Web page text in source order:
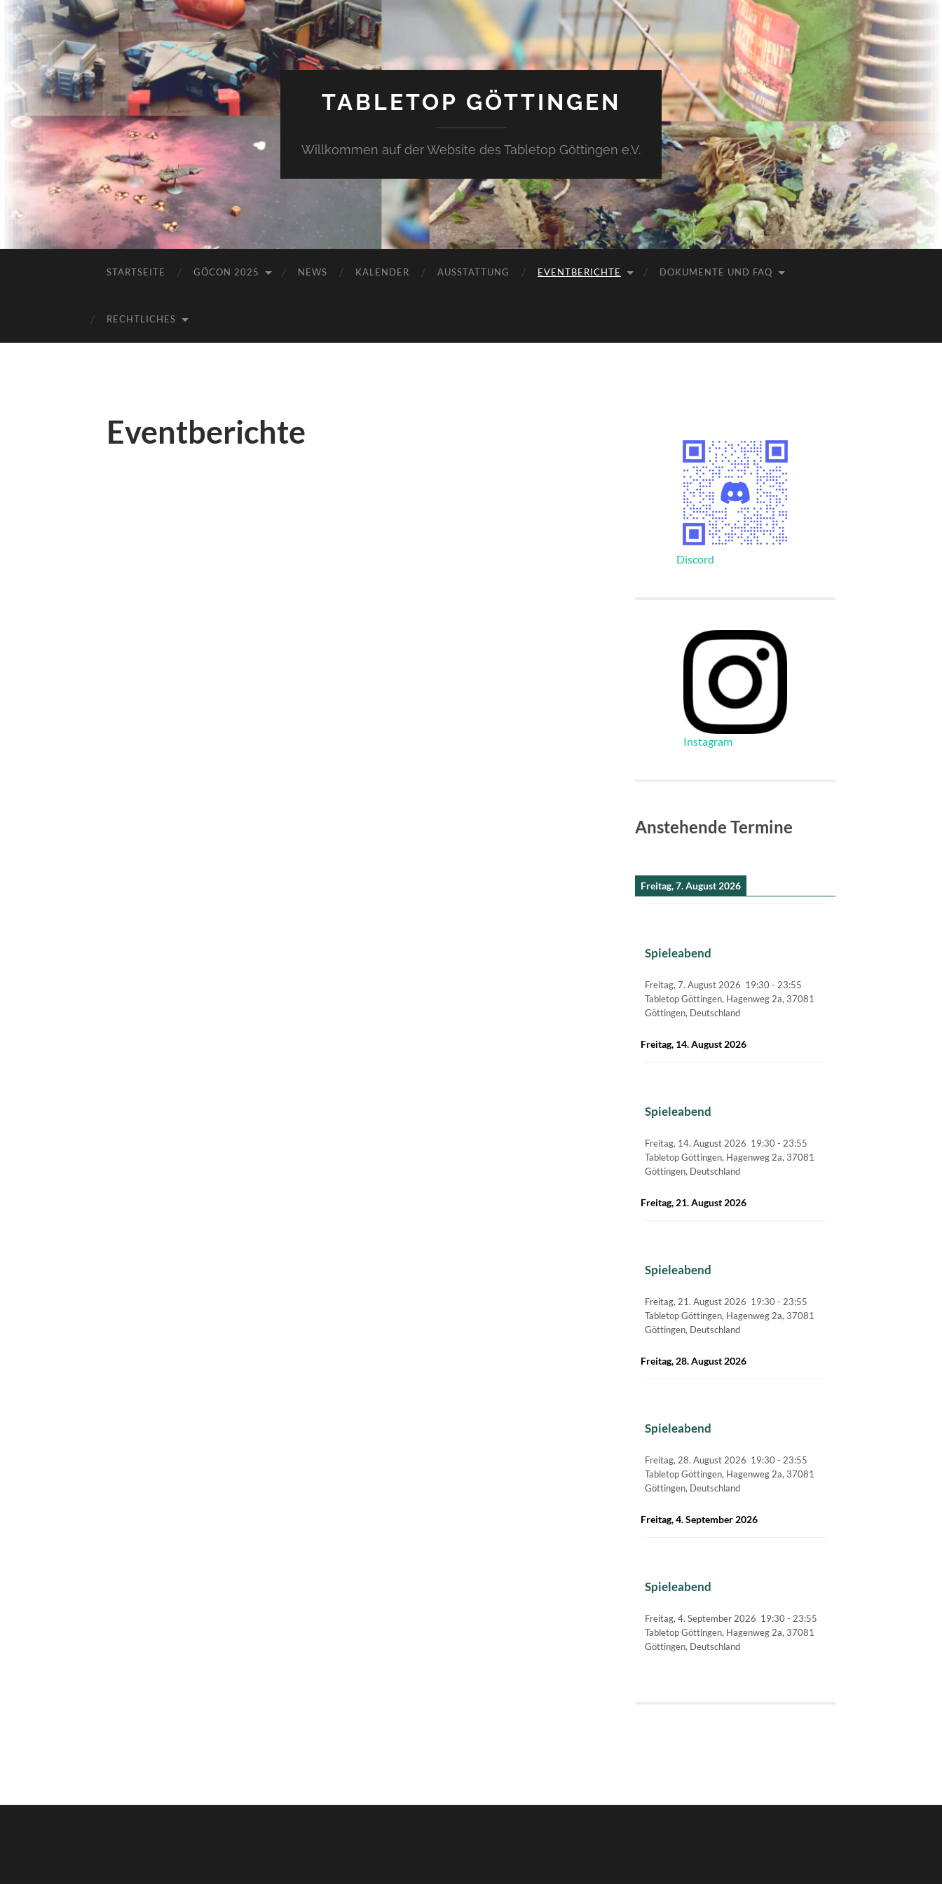
TABLETOP GÖTTINGEN
Willkommen auf der Website des Tabletop Göttingen e.V.
STARTSEITE GÖCON 2025 NEWS KALENDER AUSSTATTUNG EVENTBERICHTE DOKUMENTE UND FAQ
RECHTLICHES
Eventberichte
Discord
Instagram
Anstehende Termine
Freitag, 7. August 2026
Spieleabend
Freitag, 7. August 2026 19:30 - 23:55
Tabletop Göttingen, Hagenweg 2a, 37081
Göttingen, Deutschland
Freitag, 14. August 2026
Spieleabend
Freitag, 14. August 2026 19:30 - 23:55
Tabletop Göttingen, Hagenweg 2a, 37081
Göttingen, Deutschland
Freitag, 21. August 2026
Spieleabend
Freitag, 21. August 2026 19:30 - 23:55
Tabletop Göttingen, Hagenweg 2a, 37081
Göttingen, Deutschland
Freitag, 28. August 2026
Spieleabend
Freitag, 28. August 2026 19:30 - 23:55
Tabletop Göttingen, Hagenweg 2a, 37081
Göttingen, Deutschland
Freitag, 4. September 2026
Spieleabend
Freitag, 4. September 2026 19:30 - 23:55
Tabletop Göttingen, Hagenweg 2a, 37081
Göttingen, Deutschland